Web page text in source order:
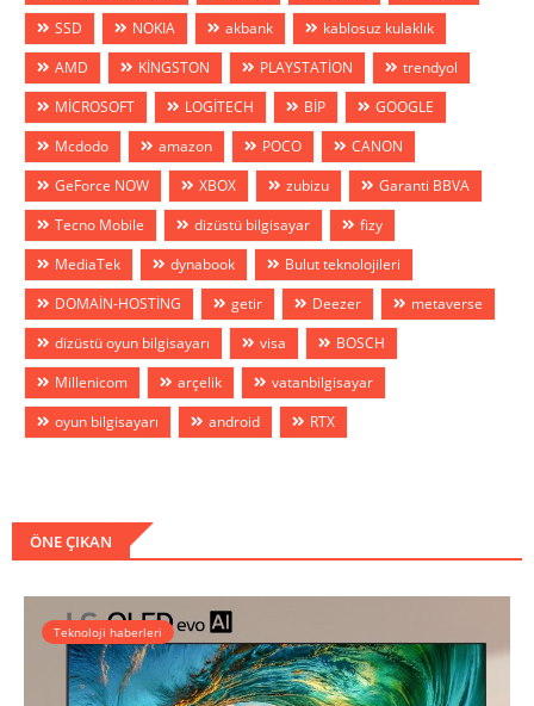
SSD
NOKIA akbank
kablosuz kulaklık
AMD
KİNGSTON PLAYSTATİON
trendyol
MİCROSOFT
LOGİTECH BİP
GOOGLE
Mcdodo
amazon POCO
CANON
GeForce NOW
XBOX zubizu
Garanti BBVA
Tecno Mobile
dizüstü bilgisayar
fizy
MediaTek
dynabook
Bulut teknolojileri
DOMAİN-HOSTİNG
getir Deezer
metaverse
dizüstü oyun bilgisayarı
visa
BOSCH
Millenicom
arçelik
vatanbilgisayar
oyun bilgisayarı
android RTX
ÖNE ÇIKAN
Teknoloji haberleri